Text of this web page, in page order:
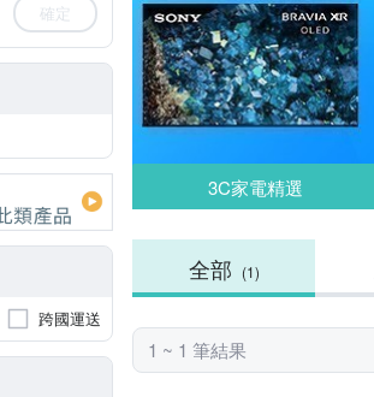
確定
跨國運送
3C家電精選
全部 (1)
1 ~ 1 筆結果